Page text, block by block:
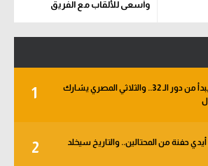
وأسعى للألقاب مع الفريق
1
خبر في الجول - الأهلي يبدأ من دور الـ 32.. والثلاثي المصري يشارك
2
حفنة من المحتالين.. والتاريخ سيخلد